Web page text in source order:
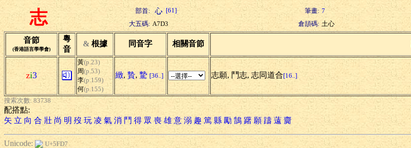
志 部首: [61] 筆畫: 7
大五碼: A7D3 倉頡碼: 土心
音節
(香港語言學學會)
粵
音
& 根據 同音字 相關音節
zi3
黃(p.23)
周(p.53)
李(p.159)
何(p.155)
緻, 贄, 騺 [36..] 志願, 鬥志, 志同道合[16..]
搜索次數: 83738
配搭點:
矢 立 向 合 壯 尚 明 歿 玩 凌 氣 消 鬥 得 眾 喪 雄 意 溺 趣 篤 縣 勵 鵠 躇 願 躊 薳 齎
Unicode:
U+5FD7